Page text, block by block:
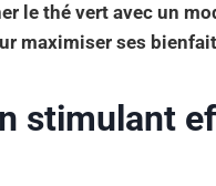
le thé vert avec un
maximiser ses
stimulant